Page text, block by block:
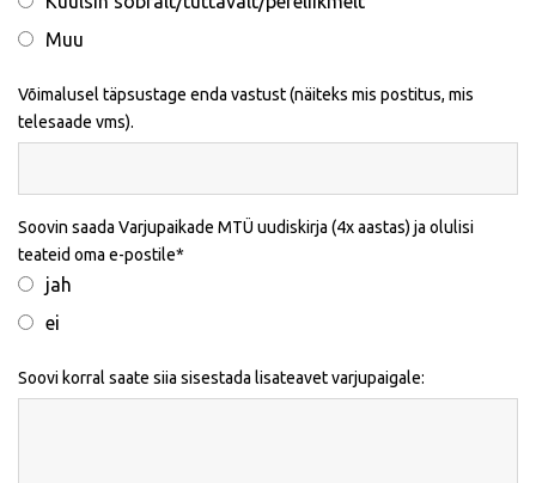
Muu
Võimalusel täpsustage enda vastust (näiteks mis postitus, mis
telesaade vms).
Soovin saada Varjupaikade MTÜ uudiskirja (4x aastas) ja olulisi
teateid oma e-postile
jah
ei
Soovi korral saate siia sisestada lisateavet varjupaigale: